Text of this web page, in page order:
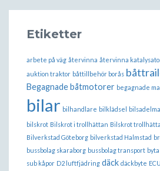
Etiketter
arbete på väg återvinna återvinna
auktion traktor båttillbehör borås
Begagnade båtmotorer begagnade
bilar bilhandlare bilklädsel
bilskrot Bilskrot i trollhättan Bilskrot
Bilverkstad Göteborg bilverkstad Halmstad
bussbolag skaraborg bussbolag transport
sub kåpor D2 luftfjädring däck däckbyte